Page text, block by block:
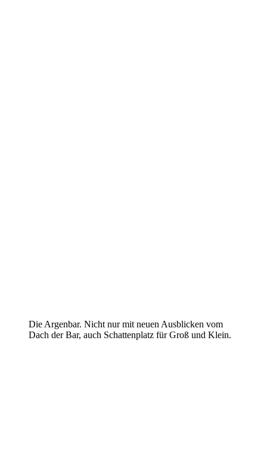
Die Argenbar. Nicht nur mit neuen Ausblicken vom
Dach der Bar, auch Schattenplatz für Groß und Klein.